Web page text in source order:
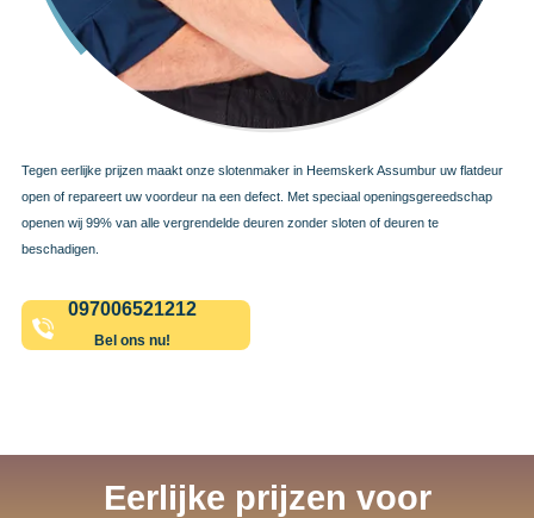
Tegen eerlijke prijzen maakt onze slotenmaker in Heemskerk Assumbur uw flatdeur
open of repareert uw voordeur na een defect. Met speciaal openingsgereedschap
openen wij 99% van alle vergrendelde deuren zonder sloten of deuren te
beschadigen.
097006521212
Bel ons nu!
Eerlijke prijzen voor